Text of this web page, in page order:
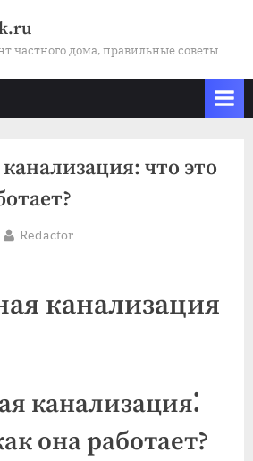
частного дома, правильные советы
что это
By
Redactor
канализация
канализация⁚
она работает?